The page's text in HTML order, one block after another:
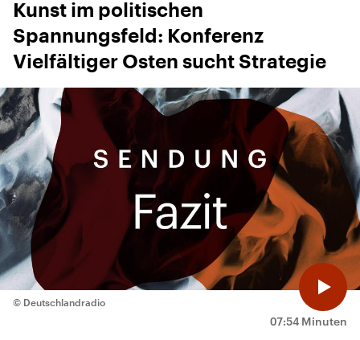
Kunst im politischen
Spannungsfeld: Konferenz
Vielfältiger Osten sucht Strategie
07:54 Minuten
© Deutschlandradio